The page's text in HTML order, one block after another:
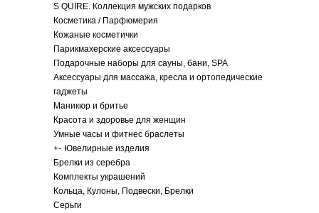
S QUIRE. Коллекция мужских подарков
Косметика / Парфюмерия
Кожаные косметички
Парикмахерские аксессуары
Подарочные наборы для сауны, бани, SPA
Аксессуары для массажа, кресла и ортопедические
гаджеты
Маникюр и бритье
Красота и здоровье для женщин
Умные часы и фитнес браслеты
+- Ювелирные изделия
Брелки из серебра
Комплекты украшений
Кольца, Кулоны, Подвески, Брелки
Серьги